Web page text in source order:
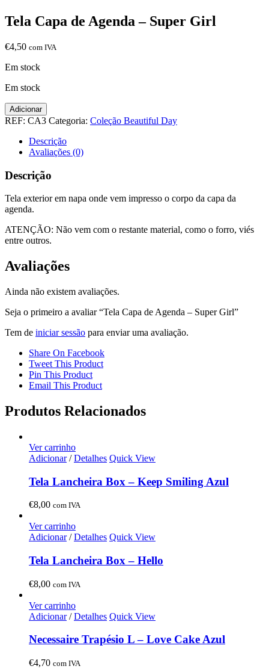
Tela Capa de Agenda – Super Girl
€4,50 com IVA
Em stock
Em stock
Quantidade
de
Capa
-
Girl
Adicionar
REF: CA3 Categoria: Coleção Beautiful Day
Descrição
Avaliações (0)
Descrição
Tela exterior em napa onde vem impresso o corpo da capa da
agenda.
ATENÇÃO: Não vem com o restante material, como o forro, viés
entre outros.
Avaliações
Ainda não existem avaliações.
Seja o primeiro a avaliar “Tela Capa de Agenda – Super Girl”
Tem de iniciar sessão para enviar uma avaliação.
Share On Facebook
Tweet This Product
Pin This Product
Email This Product
Produtos Relacionados
Ver carrinho
Adicionar/ Detalhes Quick View
Tela Lancheira Box – Keep Smiling Azul
€8,00 com IVA
Ver carrinho
Adicionar/ Detalhes Quick View
Tela Lancheira Box – Hello
€8,00 com IVA
Ver carrinho
Adicionar/ Detalhes Quick View
Necessaire Trapésio L – Love Cake Azul
€4,70 com IVA